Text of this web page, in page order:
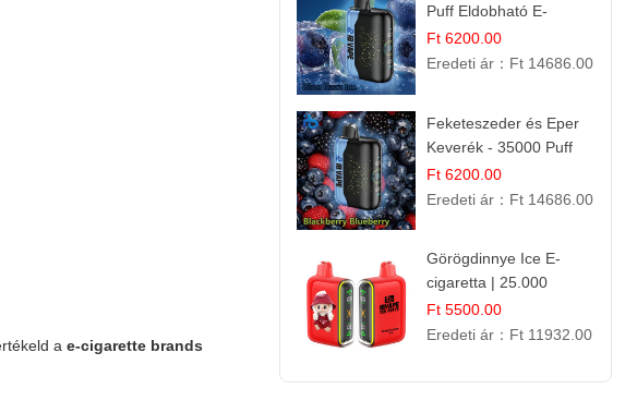
ae-cigarette brands
Puff Eldobható E-
cigaretta | Élénkítő
Gyümölcsös
Ft 6200.00
Eredeti ár： Ft 14686.00
Feketeszeder és Eper
Keverék - 35000 Puff
Eldobható Vape | Ízletes
Gyümölcsökombináció!
Ft 6200.00
Eredeti ár： Ft 14686.00
Görögdinnye Ice E-
cigaretta | 25.000
Befújás | Premium E-
Liquid
Ft 5500.00
Eredeti ár： Ft 11932.00